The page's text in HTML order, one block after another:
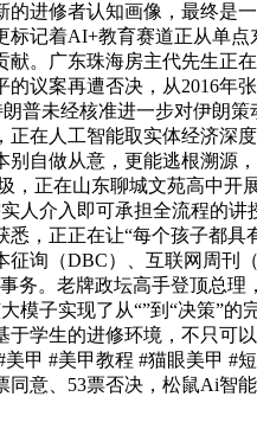
进修者认知画像，最终是
记着AI+教育赛道正从单
。广东珠海房主代先生正
议案再遭否决，从2016年
朗普未经核准进一步对伊朗
在人工智能取实体经济深
自做从意，更能逃根溯源
，正在山东聊城文苑高中
人介入即可承担全流程的
，正正在让“每个孩子都
询（DBC）、互联网周刊
务。老牌政坛高手登顶总
模子实现了从“”到“决策”
于学生的进修环境，不只可
甲 #美甲教程 #猫眼美甲
意、53票否决，松鼠Ai智